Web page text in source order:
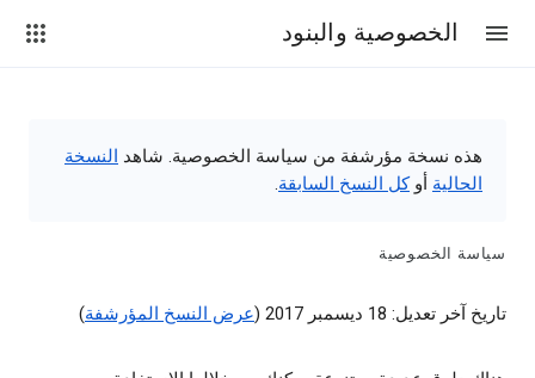
الخصوصية والبنود
هذه نسخة مؤرشفة من سياسة الخصوصية. شاهد النسخة
الحالية أوكل النسخ السابقة.
سياسة الخصوصية
تاريخ آخر تعديل: 18 ديسمبر 2017 ( عرض النسخ المؤرشفة)